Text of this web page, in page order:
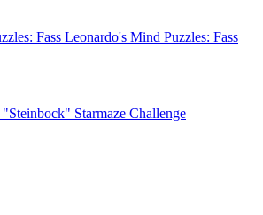
Leonardo's Mind Puzzles: Fass
Starmaze Challenge